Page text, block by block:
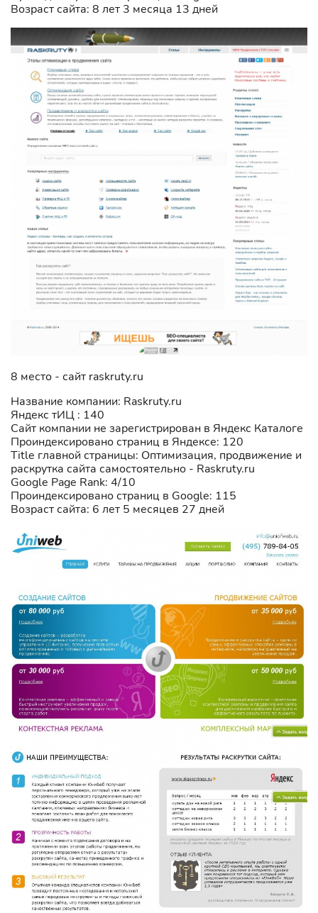
Возраст сайта: 8 лет 3 месяца 13 дней
8 место - сайт raskruty.ru
Название компании: Raskruty.ru
Яндекс тИЦ : 140
Сайт компании не зарегистрирован в Яндекс Каталоге
Проиндексировано страниц в Яндексе: 120
Title главной страницы: Оптимизация, продвижение и
раскрутка сайта самостоятельно - Raskruty.ru
Google Page Rank: 4/10
Проиндексировано страниц в Google: 115
Возраст сайта: 6 лет 5 месяцев 27 дней